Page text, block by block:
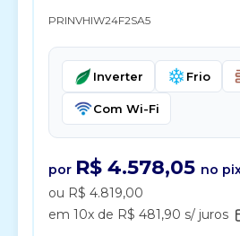
PRINVHIW24F2SA5
Inverter Frio
Com Wi-Fi
por R$ 4.578,05 no
ou R$ 4.819,00
em 10x de R$ 481,90 s/ juros